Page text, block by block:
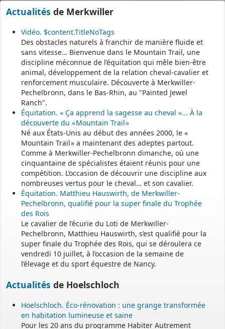
- - - - - - - - - - - - - - - - - -
Permanence mairie
Le secrétariat est fermé le samedi matin.
Une permanence est assurée par le maire, sur rendez-vous.
Actualités de Merkwiller
Vidéo. $content.TitleNoTags
Des obstacles naturels à franchir de manière fluide et
sans vitesse… Bienvenue dans le Mountain Trail, une
discipline méconnue de l’équitation qui mêle bien-être
animal, développement de la relation cheval-cavalier et
renforcement musculaire. Découverte à Merkwiller-
Pechelbronn, dans le Bas-Rhin, au "Painted Jewel
Ranch".
Équitation. « Ça apprend la sagesse au cheval »... À la
découverte du « Mountain Trail »
Né aux États-Unis au début des années 2000, le «
Mountain Trail » a maintenant des adeptes partout.
Comme à Merkwiller-Pechelbronn dimanche, où une
cinquantaine de spécialistes étaient réunis pour une
compétition. L’occasion de découvrir une discipline aux
nombreuses vertus pour le cheval… et son cavalier.
Équitation. Matthieu Hauswirth, de Merkwiller-
Pechelbronn, qualifié pour la super finale du Trophée
des Rois
Le cavalier de l’écurie du Loti de Merkwiller-
Pechelbronn, Matthieu Hauswirth, s’est qualifié pour la
super finale du Trophée des Rois, qui se déroulera ce
vendredi 10 juillet, à l’occasion de la semaine de
l’élevage et du sport équestre de Nancy.
Actualités de Hoelschloch
Hoelschloch. Éco-rénovation : une grange transformée
en habitation lumineuse et saine
Pour les 20 ans du programme Habiter Autrement